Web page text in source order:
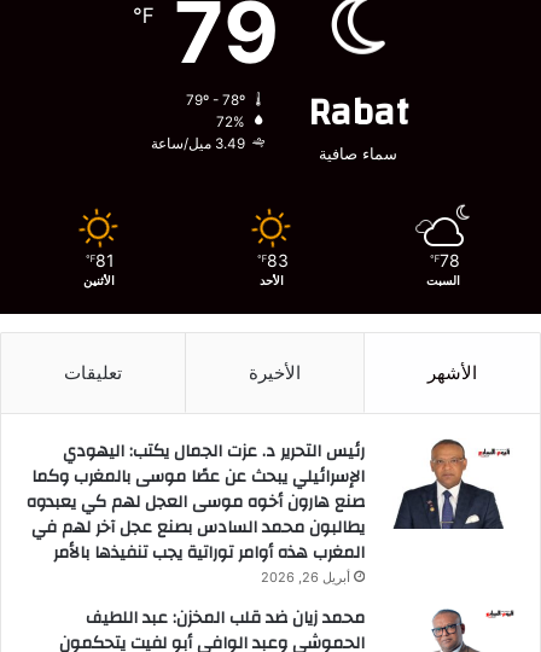
Rabat
سماء صافية
79
℉
72%
3.49 ميل/ساعة
78
℉
السبت
83
℉
الأحد
81
℉
الأثنين
الأشهر الأخيرة تعليقات
رئيس التحرير د. عزت الجمال يكتب: اليهودي
الإسرائيلي يبحث عن عصًا موسى بالمغرب وكما
صنع هارون أخوه موسى العجل لهم كي يعبدوه
يطالبون محمد السادس بصنع عجل آخر لهم في
المغرب هذه أوامر توراتية يجب تنفيذها بالأمر
أبريل 26, 2026
محمد زيان ضد قلب المخزن: عبد اللطيف
الحموشي وعبد الوافي أبو لفيت يتحكمون